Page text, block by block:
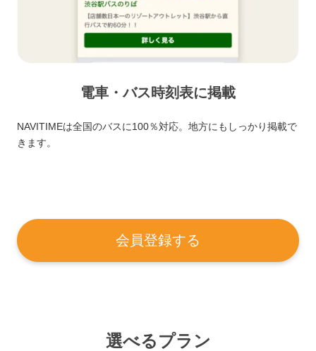
電車・バス時刻表に掲載
NAVITIMEは全国のバスに100％対応。地方にもしっかり掲載で
きます。
会員登録する
選べるプラン